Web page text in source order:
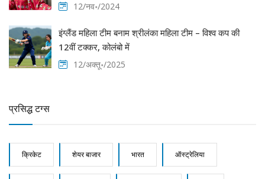
12/नव॰/2024
इंग्लैंड महिला टीम बनाम श्रीलंका महिला टीम – विश्व कप की
12वीं टक्कर, कोलंबो में
12/अक्तू॰/2025
प्रसिद्ध टग्स
क्रिकेट शेयर बाजार भारत ऑस्ट्रेलिया